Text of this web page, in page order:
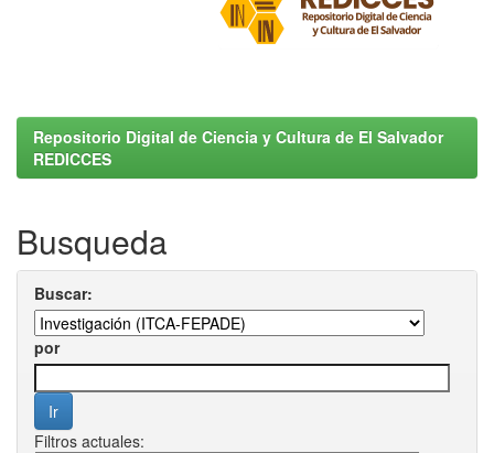
Repositorio Digital de Ciencia y Cultura de El Salvador
REDICCES
Busqueda
Buscar:
por
Filtros actuales: